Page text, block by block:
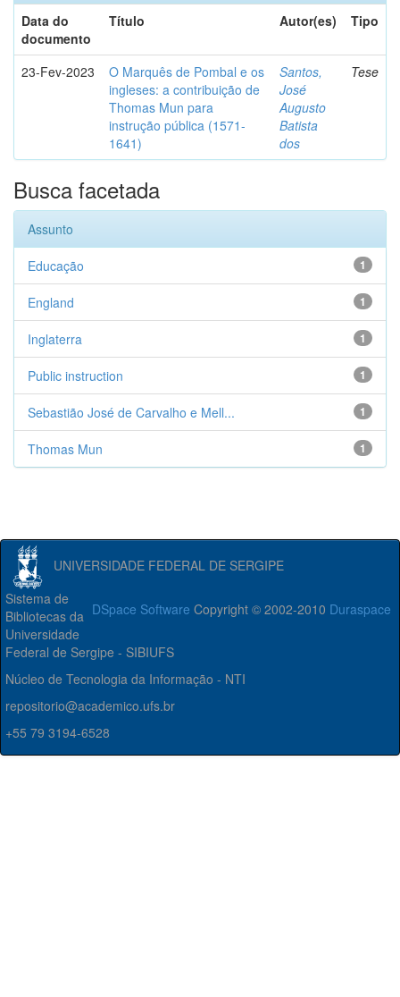
Data do
documento
Título Autor(es) Tipo
23-Fev-2023
O Marquês de Pombal e os
ingleses: a contribuição de
Thomas Mun para
instrução pública (1571-
1641)
Santos,
José
Augusto
Batista
dos
Tese
Busca facetada
Assunto
1
Educação
1
England
1
Inglaterra
1
Public instruction
1
Sebastião José de Carvalho e Mell...
1
Thomas Mun
UNIVERSIDADE FEDERAL DE SERGIPE
DSpace Software Copyright © 2002-2010 Duraspace
Sistema de
Bibliotecas da
Universidade
Federal de Sergipe - SIBIUFS
Núcleo de Tecnologia da Informação - NTI
repositorio@academico.ufs.br
+55 79 3194-6528